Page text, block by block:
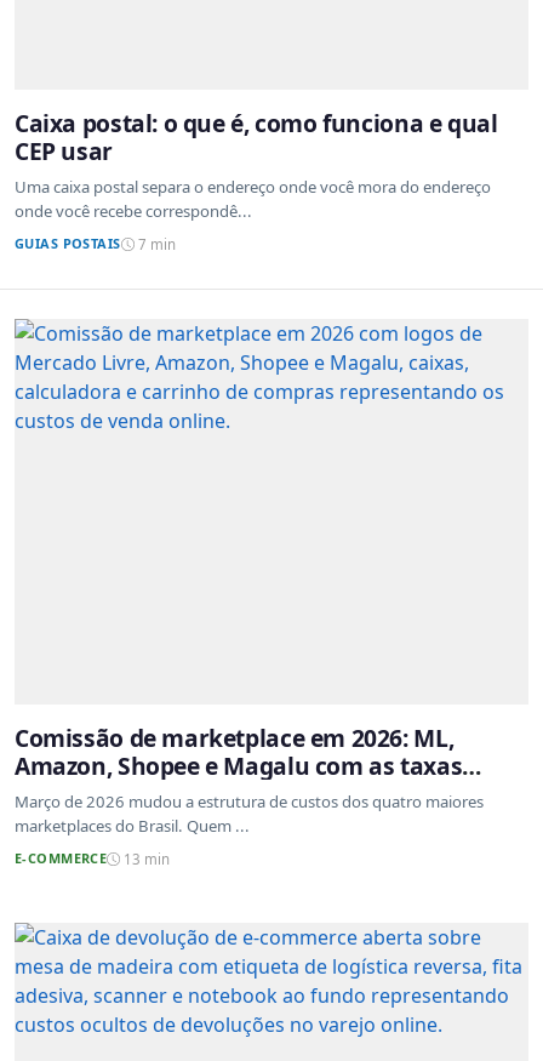
Caixa postal: o que é, como funciona e qual
CEP usar
Uma caixa postal separa o endereço onde você mora do endereço
onde você recebe correspondê...
GUIAS POSTAIS 7 min
Comissão de marketplace em 2026: ML,
Amazon, Shopee e Magalu com as taxas
atualizadas
Março de 2026 mudou a estrutura de custos dos quatro maiores
marketplaces do Brasil. Quem ...
E-COMMERCE 13 min